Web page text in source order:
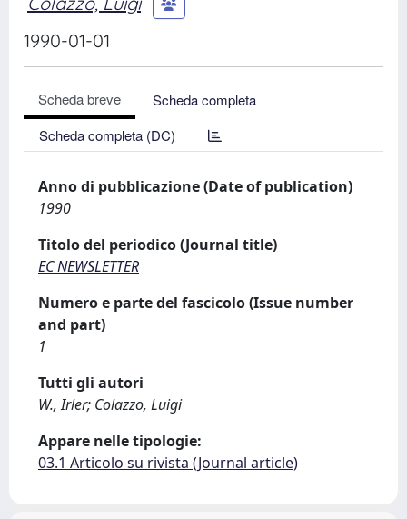
1990-01-01
Scheda breve
Scheda completa
Scheda completa (DC)
Anno di pubblicazione (Date of publication)
1990
Titolo del periodico (Journal title)
EC NEWSLETTER
Numero e parte del fascicolo (Issue number
and part)
1
Tutti gli autori
W., Irler; Colazzo, Luigi
Appare nelle tipologie:
03.1 Articolo su rivista (Journal article)